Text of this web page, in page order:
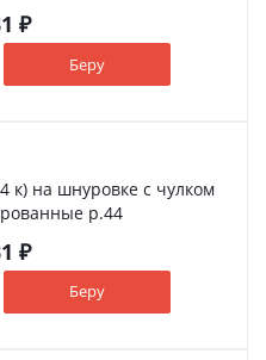
₽
Беру
к) на шнуровке с чулком
р.44
₽
Беру